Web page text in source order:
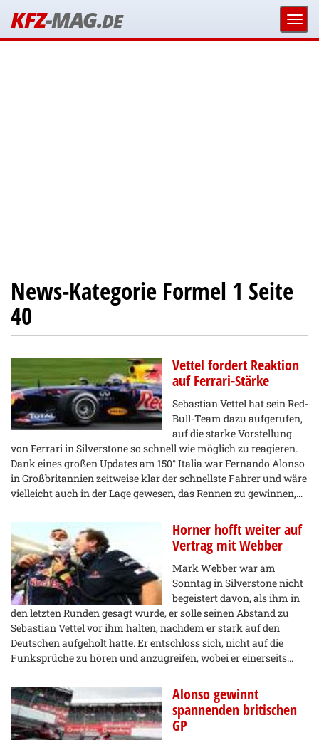
KFZ-MAG.DE
News-Kategorie Formel 1 Seite
40
Vettel fordert Reaktion
auf Ferrari-Stärke
Sebastian Vettel hat sein Red-
Bull-Team dazu aufgerufen,
auf die starke Vorstellung
von Ferrari in Silverstone so schnell wie möglich zu reagieren.
Dank eines großen Updates am 150° Italia war Fernando Alonso
in Großbritannien zeitweise klar der schnellste Fahrer und wäre
vielleicht auch in der Lage gewesen, das Rennen zu gewinnen,…
Horner hofft weiter auf
Vertrag mit Webber
Mark Webber war am
Sonntag in Silverstone nicht
begeistert davon, als ihm in
den letzten Runden gesagt wurde, er solle seinen Abstand zu
Sebastian Vettel vor ihm halten, nachdem er stark auf den
Deutschen aufgeholt hatte. Er entschloss sich, nicht auf die
Funksprüche zu hören und anzugreifen, wobei er einerseits…
Alonso gewinnt
spannenden britischen
GP